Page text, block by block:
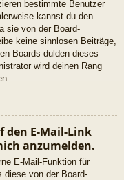
bestimmte Benutzer
kannst du den
sie von der Board-
keine sinnlosen Beiträge,
Boards dulden dieses
wird deinen Rang
den E-Mail-Link
anzumelden.
E-Mail-Funktion für
diese von der Board-